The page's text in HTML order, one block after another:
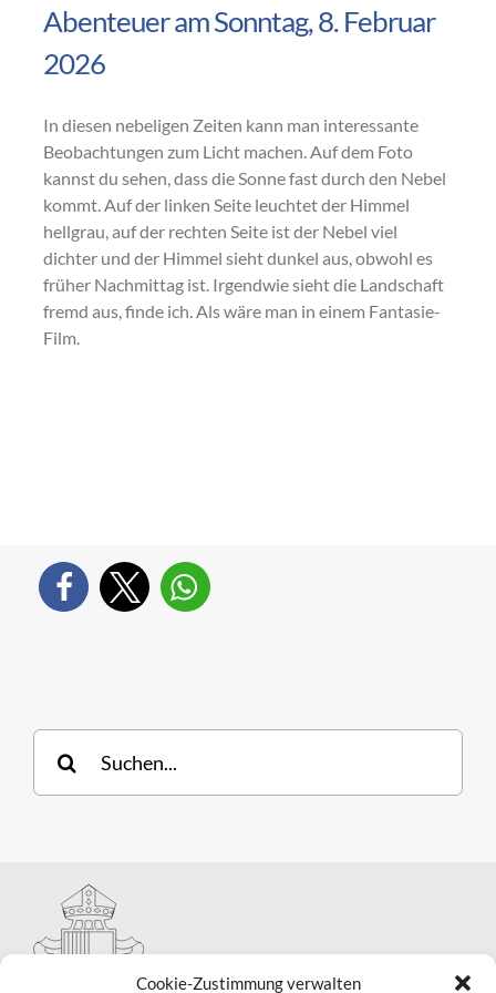
Cookie-Zustimmung verwalten
Abenteuer am Sonntag, 8. Februar
2026
In diesen nebeligen Zeiten kann man interessante
Beobachtungen zum Licht machen. Auf dem Foto
kannst du sehen, dass die Sonne fast durch den Nebel
kommt. Auf der linken Seite leuchtet der Himmel
hellgrau, auf der rechten Seite ist der Nebel viel
dichter und der Himmel sieht dunkel aus, obwohl es
früher Nachmittag ist. Irgendwie sieht die Landschaft
fremd aus, finde ich. Als wäre man in einem Fantasie-
Film.
nach: